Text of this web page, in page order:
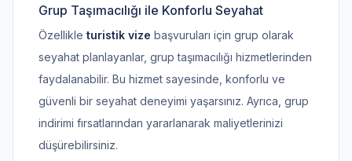
Grup Taşımacılığı ile Konforlu Seyahat
Özellikle turistik vize başvuruları için grup olarak
seyahat planlayanlar, grup taşımacılığı hizmetlerinden
faydalanabilir. Bu hizmet sayesinde, konforlu ve
güvenli bir seyahat deneyimi yaşarsınız. Ayrıca, grup
indirimi fırsatlarından yararlanarak maliyetlerinizi
düşürebilirsiniz.